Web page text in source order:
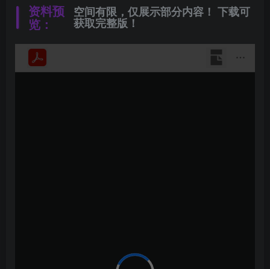
资料预
览：
空间有限，仅展示部分内容！ 下载可
获取完整版！